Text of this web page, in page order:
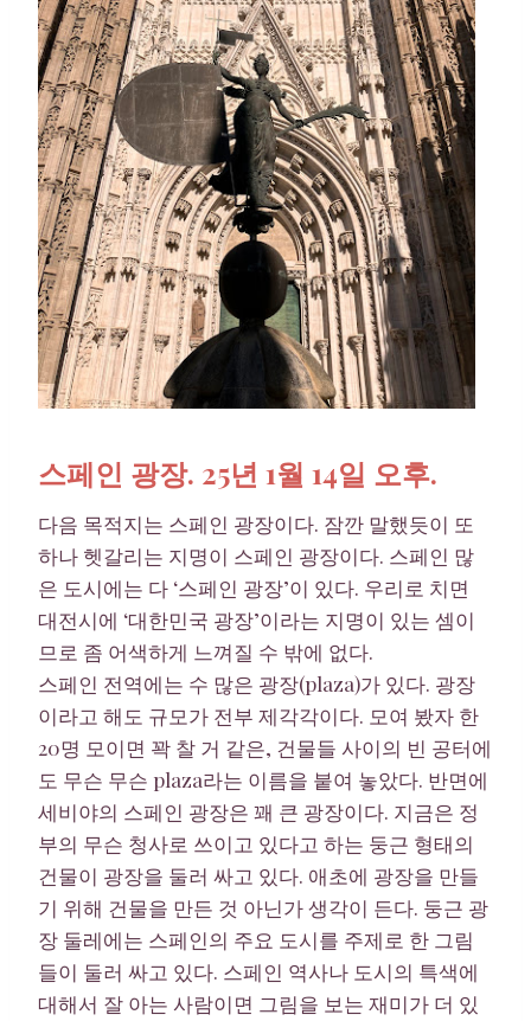
스페인 광장. 25년 1월 14일 오후.
다음 목적지는 스페인 광장이다. 잠깐 말했듯이 또
하나 헷갈리는 지명이 스페인 광장이다. 스페인 많
은 도시에는 다 ‘스페인 광장’이 있다. 우리로 치면
대전시에 ‘대한민국 광장’이라는 지명이 있는 셈이
므로 좀 어색하게 느껴질 수 밖에 없다.
스페인 전역에는 수 많은 광장(plaza)가 있다. 광장
이라고 해도 규모가 전부 제각각이다. 모여 봤자 한
20명 모이면 꽉 찰 거 같은, 건물들 사이의 빈 공터에
도 무슨 무슨 plaza라는 이름을 붙여 놓았다. 반면에
세비야의 스페인 광장은 꽤 큰 광장이다. 지금은 정
부의 무슨 청사로 쓰이고 있다고 하는 둥근 형태의
건물이 광장을 둘러 싸고 있다. 애초에 광장을 만들
기 위해 건물을 만든 것 아닌가 생각이 든다. 둥근 광
장 둘레에는 스페인의 주요 도시를 주제로 한 그림
들이 둘러 싸고 있다. 스페인 역사나 도시의 특색에
대해서 잘 아는 사람이면 그림을 보는 재미가 더 있